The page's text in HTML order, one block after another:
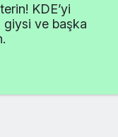
KDE’yi
ve başka